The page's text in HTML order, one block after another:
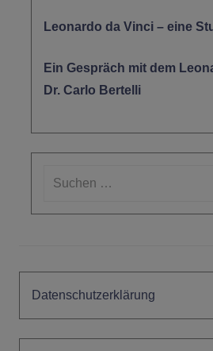
Leonardo da Vinci – eine
Ein Gespräch mit dem
Dr. Carlo Bertelli
Suchen
Datenschutzerklärung